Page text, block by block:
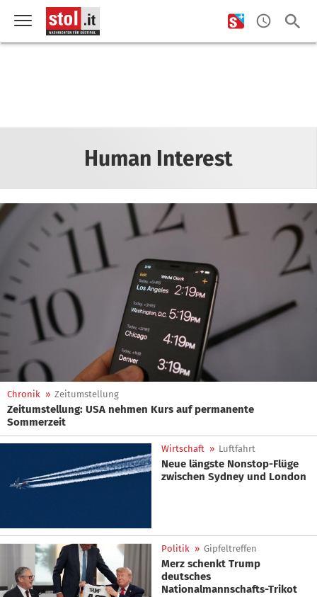
Human Interest
Chronik » Zeitumstellung
Zeitumstellung: USA nehmen Kurs auf permanente
Sommerzeit
Wirtschaft » Luftfahrt
Neue längste Nonstop-Flüge
zwischen Sydney und London
Politik » Gipfeltreffen
Merz schenkt Trump
deutsches
Nationalmannschafts-Trikot